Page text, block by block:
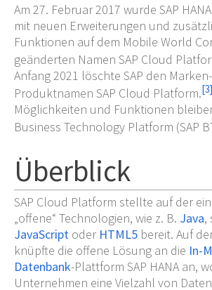
Am 27. Februar 2017 wurde SAP
mit neuen Erweiterungen und
Funktionen auf dem Mobile World
geänderten Namen SAP Cloud
Anfang 2021 löschte SAP den
Produktnamen SAP Cloud Platform.[3]
Möglichkeiten und Funktionen
Business Technology Platform (SAP
Überblick
SAP Cloud Platform stellte auf der
„offene“ Technologien, wie z. B. Java,
JavaScript oder HTML5 bereit. Auf
knüpfte die offene Lösung an die In-
Datenbank-Plattform SAP HANA an,
Unternehmen eine Vielzahl von